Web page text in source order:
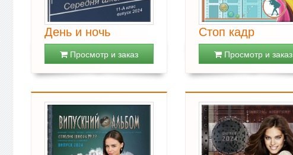
День и ночь
Просмотр и заказ
Стоп кадр
Просмотр и заказ